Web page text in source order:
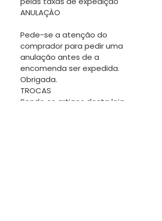
ANULAÇÀO
Pede-se a atenção do
comprador para pedir uma
anulação antes de a
encomenda ser expedida.
Obrigada.
TROCAS
Sendo os artigos desta loja